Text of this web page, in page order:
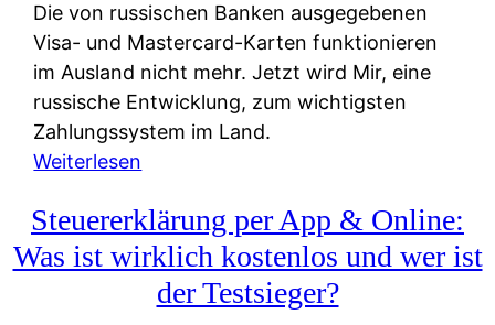
n
a
t
i
v
e
&
f
r
Die von russischen Banken ausgegebenen
Visa- und Mastercard-Karten funktionieren
im Ausland nicht mehr. Jetzt wird Mir, eine
russische Entwicklung, zum wichtigsten
Zahlungssystem im Land.
Weiterlesen
a
h
Steuererklärung per App & Online:
Was ist wirklich kostenlos und wer ist
der Testsieger?